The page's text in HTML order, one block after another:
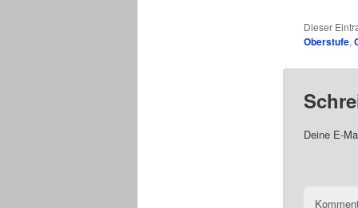
Dieser
Oberstufe,
Deine E-